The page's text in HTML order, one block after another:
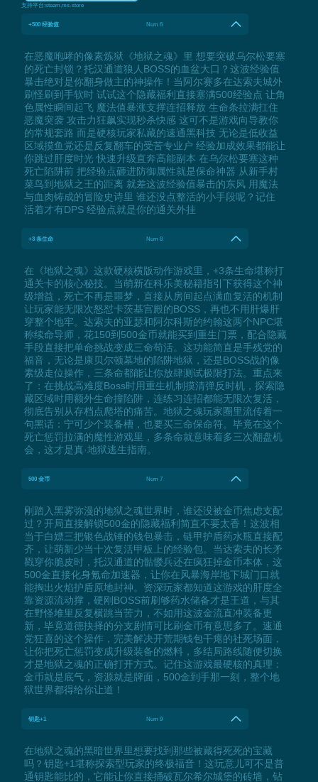
支持平台:steam,ms-store
+500 经验值 Num 6
在恶魔咆哮的像素炼狱《地狱之魂》里 想要突破乌尔松要塞
的死亡封锁？托汉通道狼人BOSS的血盆大口？这波经验值
暴击绝对是你翻身做主的神操作！当阿尔赛多在达索夫城外
刷怪刷到手软时 试试这个隐藏福利直接塞满500经验点 让角
色属性瞬间起飞 魔法值暴涨支撑连招释放 生命条拉满扛住
恶魔突袭 攻击力狂飙实现秒杀快感 这可不是游戏向导教你
的常规套路 而是硬核玩家私藏的速通黑科技 无论是低收益
区域摸鱼党还是反复翻车的受苦专业户 经验加成效果都能让
你跳过肝度时光 快速升级直奔高能副本 在乌尔松要塞这种
死亡陷阱前 把经验点砸进防御属性就是保命神器 从新手村
菜鸟到地狱之王的距离 就差这波经验值暴击的东风 用魔法
与血肉铸成的冒险史诗里 谁还没点整活的小手段呢？记住
活着才有DPS 经验点就是你的通关外挂
+3 条生命 Num 8
在《地狱之魂》这款硬核横版动作游戏里，+3条生命堪称打
通关卡的核心秘技。当萌新在科乐美秘籍指引下获得这个神
级增益，死亡不再是噩梦，直接从房间起点满血复活的机制
让玩家能无限次怒怼卡茨基宫殿的BOSS，再也不用肝爆肝
穿整个地牢。达索夫的亚瑟和阿尔科斯的约翰这两个NPC堪
称续命导师，花150到500金币就能买到重生门票，配合隐藏
手段直接把单命挑战变成三命苟活。这功能简直是手残党的
福音，无论是康贝尔顿墓地的陷阱地狱，还是BOSS战的像
素级走位操作，三条命都能让你放肆测试极限打法。重点来
了：在挑战高难度Boss时用重生机制摸清弹反时机，探索隐
藏区域时用额外生命撞陷阱，连练习连招都能无限次复活，
彻底告别从存档点爬塔的痛苦。地狱之魂玩家圈里流传着一
句黑话：宁可少个装备槽，也要买三命保命符。毕竟在这个
死亡惩罚拉满的魔性游戏里，多条命就意味着多三次翻盘机
会，这才是真·地狱逃生指南。
500 金币 Num 7
刚踏入黑雾弥漫的地狱之魂世界时，谁还没被金币焦虑支配
过？开局直接解锁500金的隐藏福利简直不要太香！这波相
当于白嫖三把银色战锤的钱包暴击，链甲护盾药水瓶直接配
齐，让萌新少当十次复活甲板上的经验包。当达索夫的长矛
戳穿你脆皮时，托汉通道的骷髅兵还在疯狂掉金币本体，这
500金直接化身氪命加速器，让你在风暴海岸地下城门口就
能掏出火焰护盾原地封神。资深玩家都知道这游戏的肝度全
靠资源流动撑，硬刚BOSS前刷够药水储备才是王道，与其
在野怪堆里反复横跳当苦力，不如用这波金流直冲装备更
新，毕竟道德抉择的分支剧情可比刷金币有意思多了。速通
党狂喜的这个操作，完美解决开荒期钱包干瘪的社死场面，
让你把死亡惩罚变成升级装备的燃料，多结局路线随便切换
才是地狱之魂的正确打开方式。记住这游戏最硬核的真理：
金币就是底气，资源就是牌面，500金到手那一刻，整个地
狱世界都得给你让道！
钥匙+1 Num 9
在地狱之魂的黑暗世界里想要找到那些被藏得死死的宝藏
吗？钥匙+1堪称探索型玩家的终极福音！这玩意儿可不是普
通钥匙能比的，它能让你直接捅破瓦尔希尔城堡的砖墙，钻